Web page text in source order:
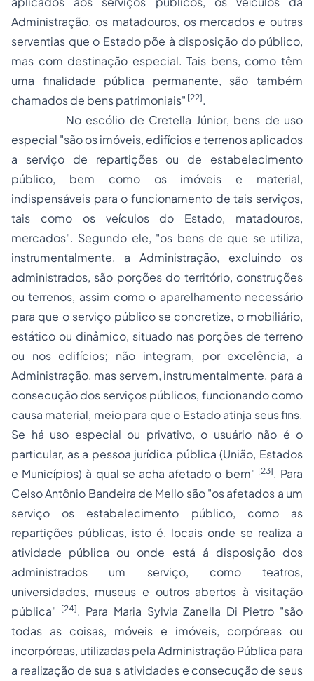
Administração, os matadouros, os mercados e outras
serventias que o Estado põe à disposição do público,
mas com destinação especial. Tais bens, como têm
uma finalidade pública permanente, são também
chamados de bens patrimoniais" [22].
No escólio de Cretella Júnior, bens de uso
especial "são os imóveis, edifícios e terrenos aplicados
a serviço de repartições ou de estabelecimento
público, bem como os imóveis e material,
indispensáveis para o funcionamento de tais serviços,
tais como os veículos do Estado, matadouros,
mercados". Segundo ele, "os bens de que se utiliza,
instrumentalmente, a Administração, excluindo os
administrados, são porções do território, construções
ou terrenos, assim como o aparelhamento necessário
para que o serviço público se concretize, o mobiliário,
estático ou dinâmico, situado nas porções de terreno
ou nos edifícios; não integram, por excelência, a
Administração, mas servem, instrumentalmente, para a
consecução dos serviços públicos, funcionando como
causa material, meio para que o Estado atinja seus fins.
Se há uso especial ou privativo, o usuário não é o
particular, as a pessoa jurídica pública (União, Estados
e Municípios) à qual se acha afetado o bem" [23]. Para
Celso Antônio Bandeira de Mello são "os afetados a um
serviço os estabelecimento público, como as
repartições públicas, isto é, locais onde se realiza a
atividade pública ou onde está á disposição dos
administrados um serviço, como teatros,
universidades, museus e outros abertos à visitação
pública" [24]. Para Maria Sylvia Zanella Di Pietro "são
todas as coisas, móveis e imóveis, corpóreas ou
incorpóreas, utilizadas pela Administração Pública para
a realização de sua s atividades e consecução de seus